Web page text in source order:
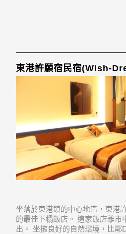
東港許願宿民宿(Wish-
坐落於東港鎮的中心地帶，東港
的最佳下榻飯店。 這家飯店離市
出。 坐擁良好的自然環境，比鄰